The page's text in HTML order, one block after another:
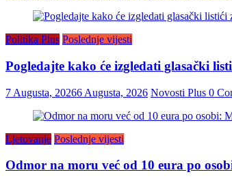
Politika Plus Poslednje vijesti
Pogledajte kako će izgledati glasački
7 Augusta, 20266 Augusta, 2026 Novosti Plus 0
Ljetovanje Poslednje vijesti
Odmor na moru već od 10 eura po